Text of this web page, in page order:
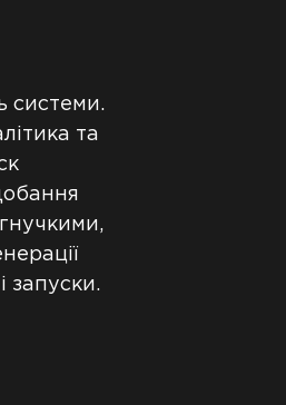
системи.
та
запуски.